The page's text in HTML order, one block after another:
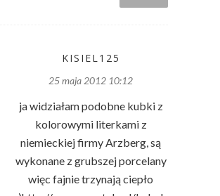
KISIEL125
25 maja 2012 10:12
ja widziałam podobne kubki z
kolorowymi literkami z
niemieckiej firmy Arzberg, są
wykonane z grubszej porcelany
więc fajnie trzynają ciepło